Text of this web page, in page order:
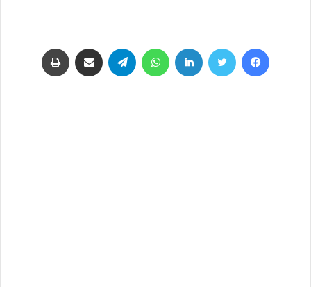
فيسبوك تويتر لينكدإن واتساب تيلقرام مشاركة عبر البريد